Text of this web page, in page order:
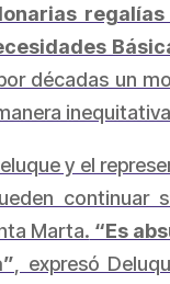
décadas un
y el
continuar
Marta. “Es
, expresó